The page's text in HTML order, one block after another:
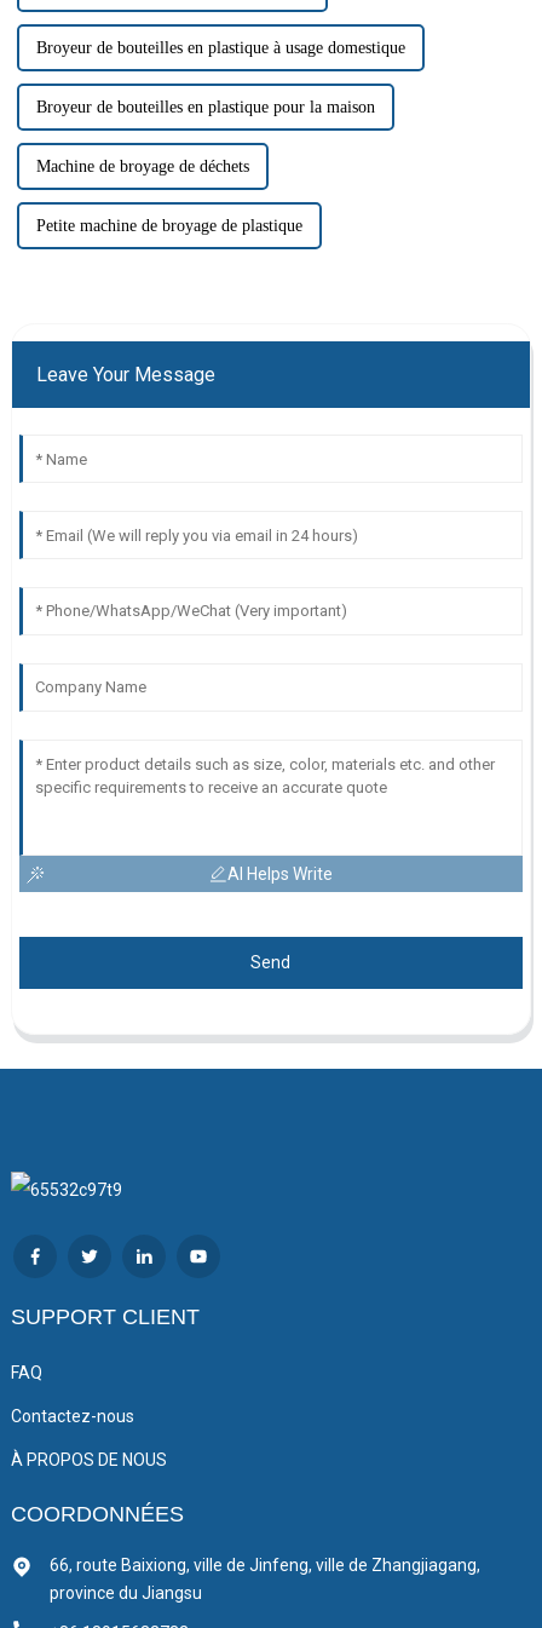
Broyeur de bouteilles en plastique à usage domestique
Broyeur de bouteilles en plastique pour la maison
Machine de broyage de déchets
Petite machine de broyage de plastique
Leave Your Message
AI Helps Write
Send
SUPPORT CLIENT
FAQ
Contactez-nous
À PROPOS DE NOUS
COORDONNÉES
66, route Baixiong, ville de Jinfeng, ville de Zhangjiagang,
province du Jiangsu